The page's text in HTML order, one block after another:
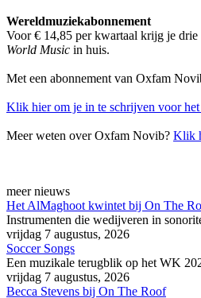
Wereldmuziekabonnement
Voor € 14,85 per kwartaal krijg je
World Music in huis.
Met een abonnement van Oxfam
Klik hier om je in te schrijven voor
Meer weten over Oxfam Novib? Klik
meer nieuws
Het AlMaghoot kwintet bij On The
Instrumenten die wedijveren in
vrijdag 7 augustus, 2026
Soccer Songs
Een muzikale terugblik op het WK
vrijdag 7 augustus, 2026
Becca Stevens bij On The Roof